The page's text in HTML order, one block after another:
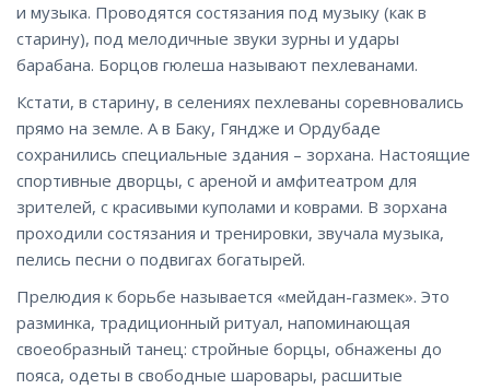
и музыка. Проводятся состязания под музыку (как в
старину), под мелодичные звуки зурны и удары
барабана. Борцов гюлеша называют пехлеванами.
Кстати, в старину, в селениях пехлеваны соревновались
прямо на земле. А в Баку, Гяндже и Ордубаде
сохранились специальные здания – зорхана. Настоящие
спортивные дворцы, с ареной и амфитеатром для
зрителей, с красивыми куполами и коврами. В зорхана
проходили состязания и тренировки, звучала музыка,
пелись песни о подвигах богатырей.
Прелюдия к борьбе называется «мейдан-газмек». Это
разминка, традиционный ритуал, напоминающая
своеобразный танец: стройные борцы, обнажены до
пояса, одеты в свободные шаровары, расшитые